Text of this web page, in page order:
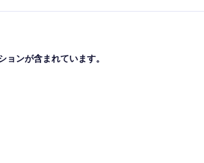
ョンが含まれています。